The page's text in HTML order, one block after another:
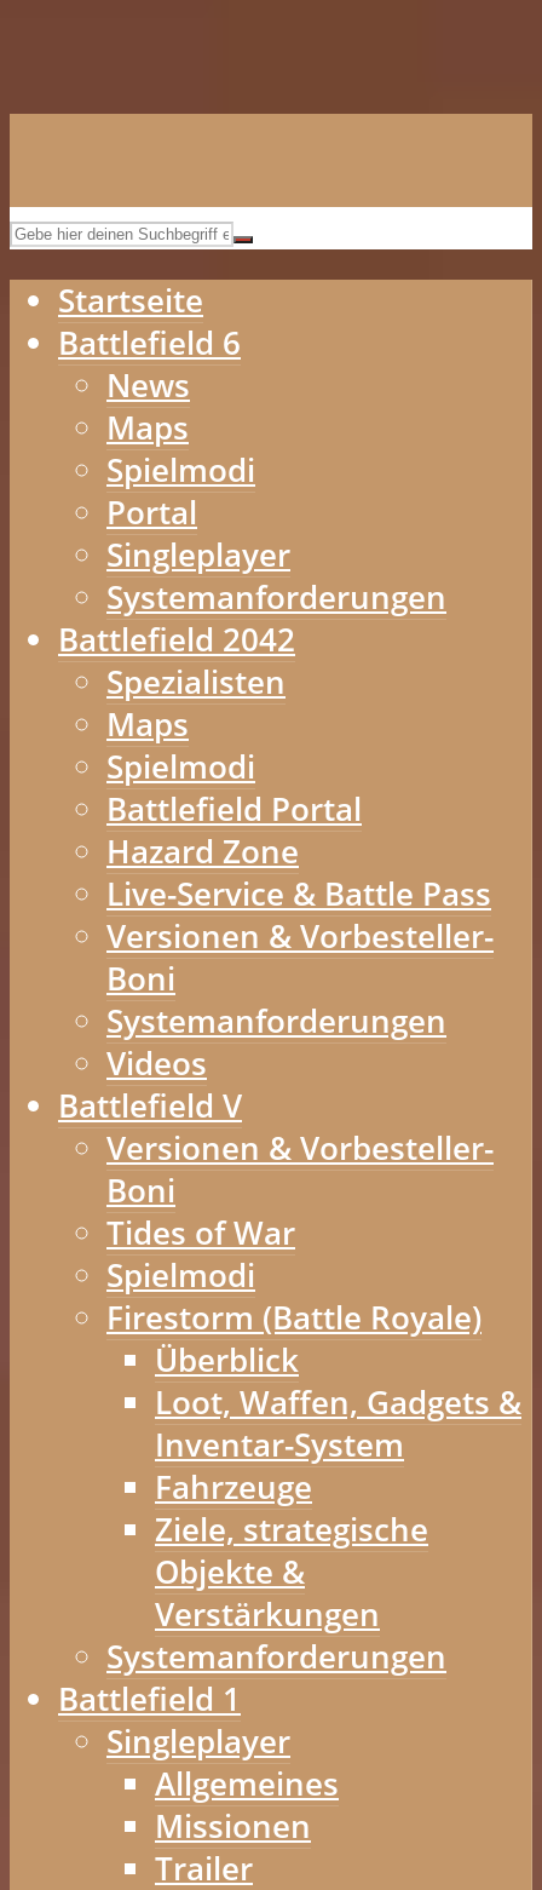
Startseite
Battlefield 6
News
Maps
Spielmodi
Portal
Singleplayer
Systemanforderungen
Battlefield 2042
Spezialisten
Maps
Spielmodi
Battlefield Portal
Hazard Zone
Live-Service & Battle Pass
Versionen & Vorbesteller-
Boni
Systemanforderungen
Videos
Battlefield V
Versionen & Vorbesteller-
Boni
Tides of War
Spielmodi
Firestorm (Battle Royale)
Überblick
Loot, Waffen, Gadgets &
Inventar-System
Fahrzeuge
Ziele, strategische
Objekte &
Verstärkungen
Systemanforderungen
Battlefield 1
Singleplayer
Allgemeines
Missionen
Trailer